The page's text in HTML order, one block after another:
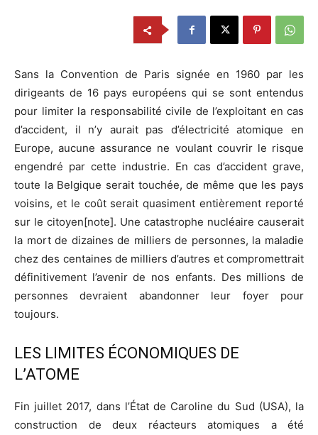
Sans la Convention de Paris signée en 1960 par les
dirigeants de 16 pays européens qui se sont entendus
pour limiter la responsabilité civile de l’exploitant en cas
d’accident, il n’y aurait pas d’électricité atomique en
Europe, aucune assurance ne voulant couvrir le risque
engendré par cette industrie. En cas d’accident grave,
toute la Belgique serait touchée, de même que les pays
voisins, et le coût serait quasiment entièrement reporté
sur le citoyen[note]. Une catastrophe nucléaire causerait
la mort de dizaines de milliers de personnes, la maladie
chez des centaines de milliers d’autres et compromettrait
définitivement l’avenir de nos enfants. Des millions de
personnes devraient abandonner leur foyer pour
toujours.
LES LIMITES ÉCONOMIQUES DE
L’ATOME
Fin juillet 2017, dans l’État de Caroline du Sud (USA), la
construction de deux réacteurs atomiques a été